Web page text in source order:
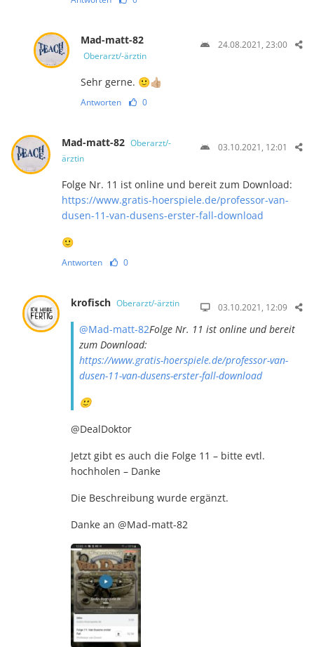
Mad-matt-82
Oberarzt/-ärztin
24.08.2021, 23:00
Sehr gerne. 🙂👍🏼
Antworten 0
Mad-matt-82 Oberarzt/-
ärztin
03.10.2021, 12:01
Folge Nr. 11 ist online und bereit zum Download:
https://www.gratis-hoerspiele.de/professor-van-
dusen-11-van-dusens-erster-fall-download
🙂
Antworten 0
krofisch Oberarzt/-ärztin 03.10.2021, 12:09
@Mad-matt-82Folge Nr. 11 ist online und bereit
zum Download:
https://www.gratis-hoerspiele.de/professor-van-
dusen-11-van-dusens-erster-fall-download
🙂
@DealDoktor
Jetzt gibt es auch die Folge 11 – bitte evtl.
hochholen – Danke
Die Beschreibung wurde ergänzt.
Danke an @Mad-matt-82